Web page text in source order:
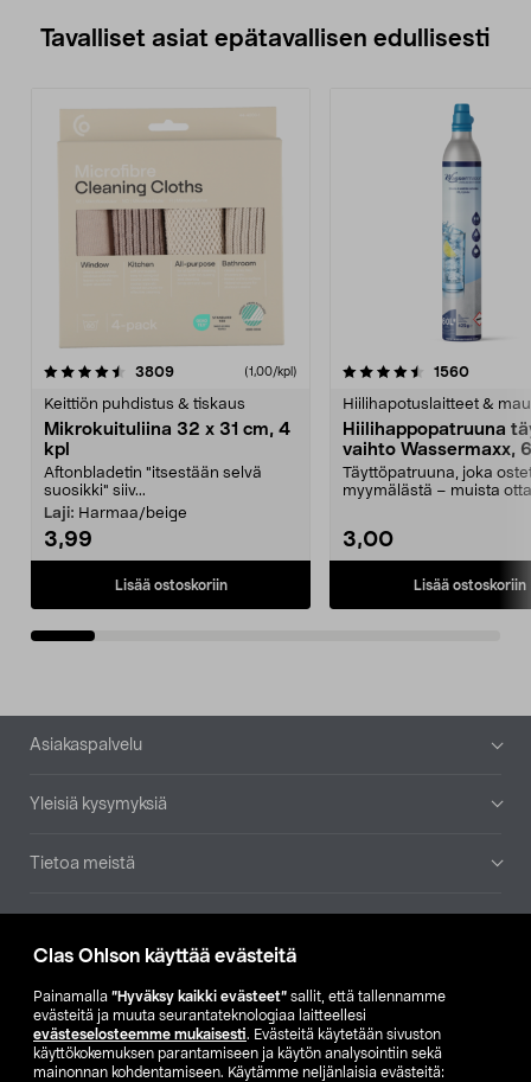
Clas Ohlson käyttää evästeitä
Painamalla ”Hyväksy kaikki evästeet” sallit, että tallennamme
evästeitä ja muuta seurantateknologiaa laitteellesi
evästeselosteemme mukaisesti. Evästeitä käytetään sivuston
käyttökokemuksen parantamiseen ja käytön analysointiin sekä
mainonnan kohdentamiseen. Käytämme neljänlaisia evästeitä:
Tavalliset asiat epätavallisen edullisesti
3809arvostelut (1,00/kpl)
Keittiön puhdistus & tiskaus
Mikrokuituliina 32 x 31 cm, 4
kpl
Aftonbladetin "itsestään selvä
suosikki" siiv...
Laji: Harmaa/beige
3,99
Lisää ostoskoriin
4.5viidestä
1560
Hiilihapotuslaitteet &
Hiilihappopatruuna
vaihto Wassermaxx,
Täyttöpatruuna, joka
myymälästä – muista
3,00
Lisää ostoskoriin
4.5viidestä
Alatunniste
Asiakaspalvelu
Yleisiä kysymyksiä
Tietoa meistä
Etsi myymälä